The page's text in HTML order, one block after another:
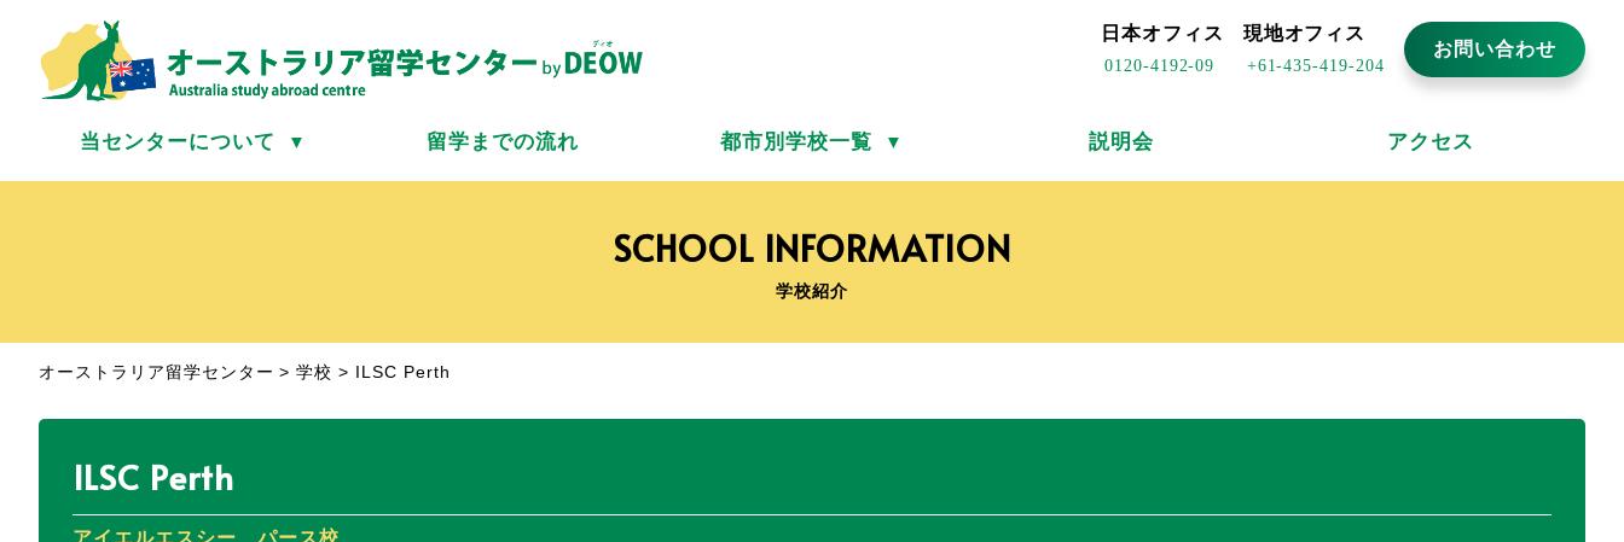
日本オフィス
0120-4192-09
現地オフィス
+61-435-419-204
お問い合わせ
当センターについて ▼ 留学までの流れ 都市別学校一覧 ▼ 説明会 アクセス
SCHOOL INFORMATION
学校紹介
オーストラリア留学センター >学校 > ILSC Perth
ILSC Perth
アイエルエスシー パース校